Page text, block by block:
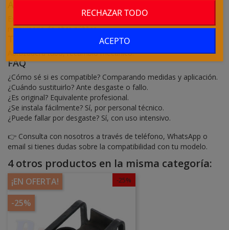
Excavadoras, manipuladores telescópicos, cargadoras,
maquinaria de obra pública.
También conocido como
Abrazadera tubo, recambio mecánico.
FAQ
¿Cómo sé si es compatible? Comparando medidas y aplicación.
¿Cuándo sustituirlo? Ante desgaste o fallo.
¿Es original? Equivalente profesional.
¿Se instala fácilmente? Sí, por personal técnico.
¿Puede fallar por desgaste? Sí, con uso intensivo.
👉 Consulta con nosotros a través de teléfono, WhatsApp o
email si tienes dudas sobre la compatibilidad con tu modelo.
4 otros productos en la misma categoría:
-25%
¡EN OFERTA!
-25%
RECHAZAR TODO
ACEPTO